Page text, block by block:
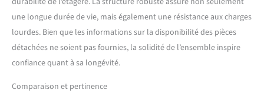
panneaux de particules
durables et un cadre en
métal robuste, cette étagère
de rangement de cuisine
une longue durée de vie, mais également une résistance aux charges
lourdes. Bien que les informations sur la disponibilité des pièces
détachées ne soient pas fournies, la solidité de l’ensemble inspire
confiance quant à sa longévité.
Comparaison et pertinence